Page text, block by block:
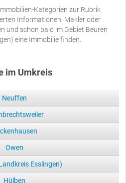
Kategorien zur Rubrik
Informationen. Makler oder
und schon bald im Gebiet Beuren
eine Immobilie finden.
im Umkreis
Neuffen
Owen
Esslingen)
Hülben